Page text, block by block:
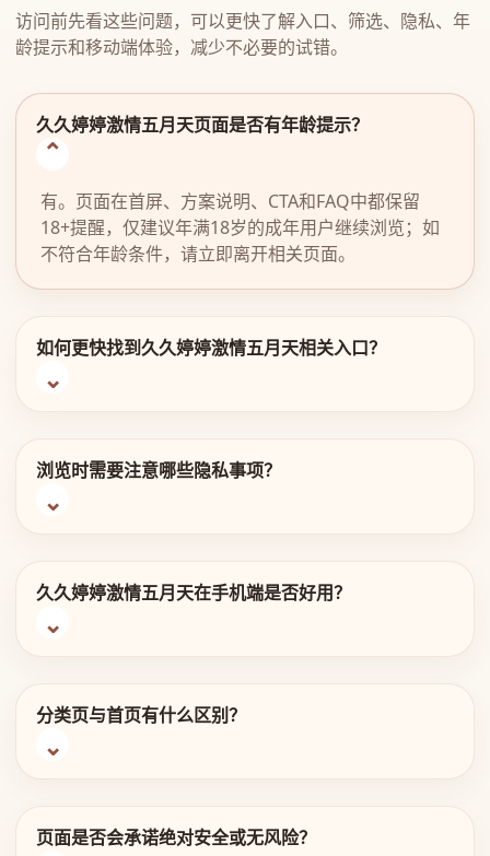
访问前先看这些问题，可以更快了解入口、筛选、隐私、年
龄提示和移动端体验，减少不必要的试错。
久久婷婷激情五月天页面是否有年龄提示？
有。页面在首屏、方案说明、CTA和FAQ中都保留
18+提醒，仅建议年满18岁的成年用户继续浏览；如
不符合年龄条件，请立即离开相关页面。
如何更快找到久久婷婷激情五月天相关入口？
浏览时需要注意哪些隐私事项？
久久婷婷激情五月天在手机端是否好用？
分类页与首页有什么区别？
页面是否会承诺绝对安全或无风险？